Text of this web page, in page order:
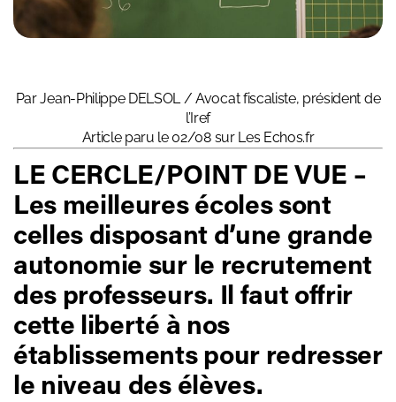
Par Jean-Philippe DELSOL / Avocat fiscaliste, président de
l’Iref
Article paru le 02/08 sur Les Echos.fr
LE CERCLE/POINT DE VUE –
Les meilleures écoles sont
celles disposant d’une grande
autonomie sur le recrutement
des professeurs. Il faut offrir
cette liberté à nos
établissements pour redresser
le niveau des élèves.